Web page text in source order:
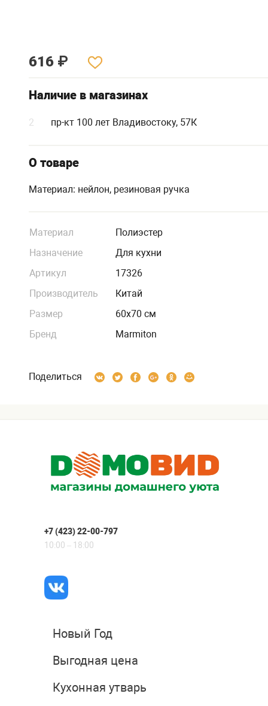
616 ₽
Наличие в магазинах
2 пр-кт 100 лет Владивостоку, 57К
О товаре
Материал: нейлон, резиновая ручка
Материал
Полиэстер
Назначение
Для кухни
Артикул
17326
Производитель
Китай
Размер
60х70 см
Бренд
Marmiton
Поделиться
+7 (423) 22-00-797
10:00 – 18:00
Новый Год
Выгодная цена
Кухонная утварь